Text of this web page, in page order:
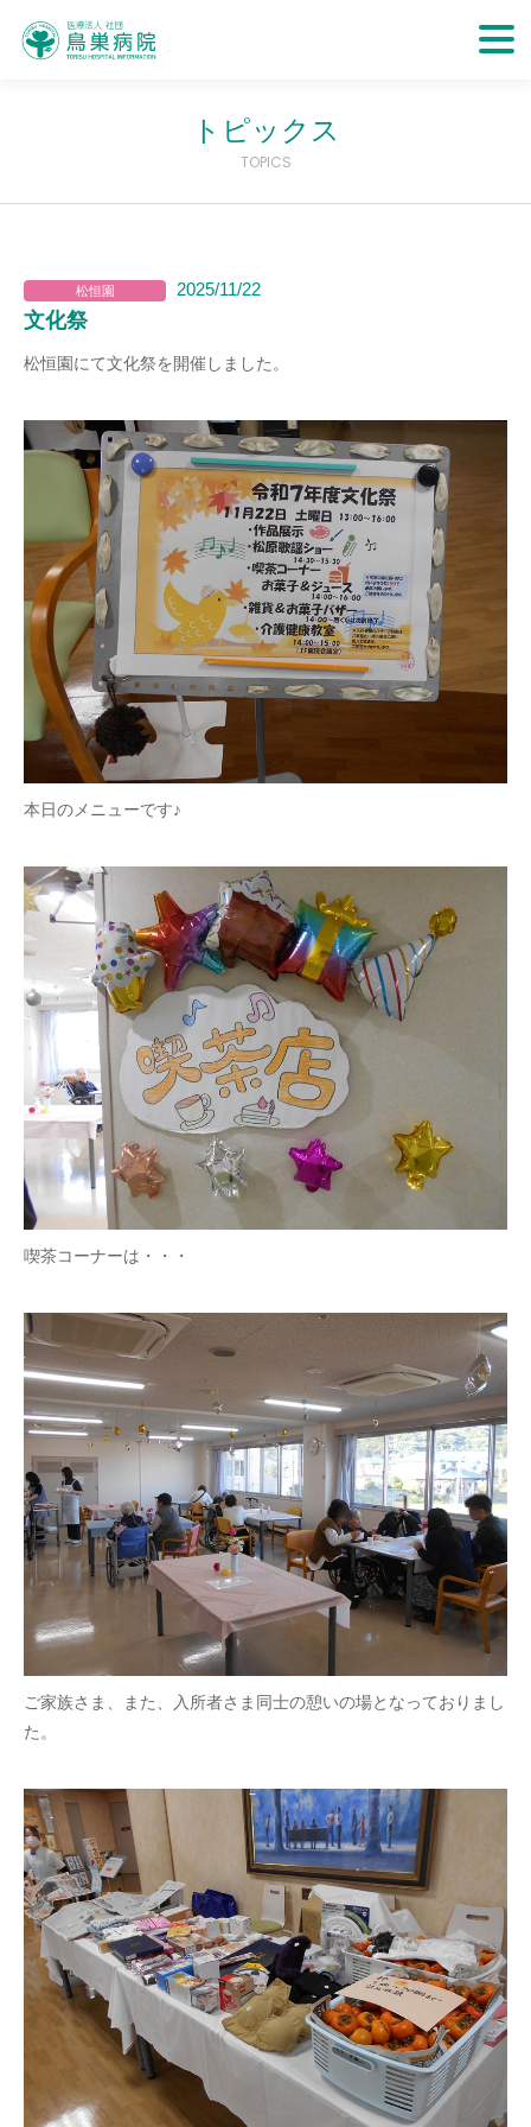
トピックス
TOPICS
松恒園 2025/11/22
文化祭
松恒園にて文化祭を開催しました。
本日のメニューです♪
喫茶コーナーは・・・
ご家族さま、また、入所者さま同士の憩いの場となっておりまし
た。